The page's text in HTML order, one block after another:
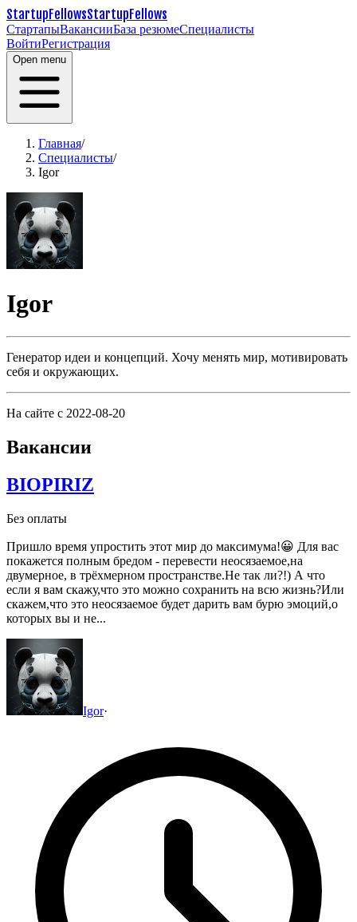
StartupFellowsStartupFellows
СтартапыВакансииБаза резюмеСпециалисты
ВойтиРегистрация
Open menu
Главная/
Специалисты/
Igor
Igor
Генератор идеи и концепций. Хочу менять мир, мотивировать
себя и окружающих.
На сайте с 2022-08-20
Вакансии
BIOPIRIZ
Без оплаты
Пришло время упростить этот мир до максимума!😀 Для вас
покажется полным бредом - перевести неосязаемое,на
двумерное, в трёхмерном пространстве.Не так ли?!) А что
если я вам скажу,что это можно сохранить на всю жизнь?Или
скажем,что это неосязаемое будет дарить вам бурю эмоций,о
которых вы и не...
Igor·